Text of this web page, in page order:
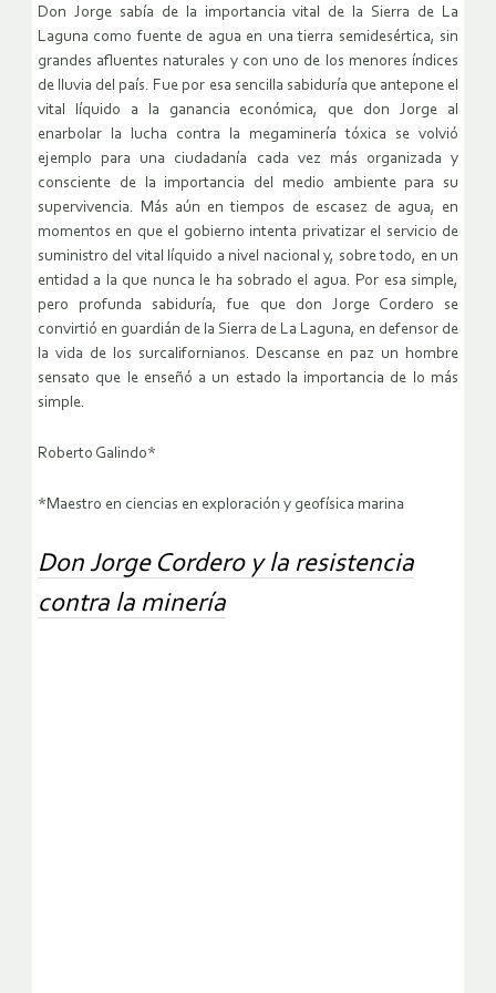
Don Jorge sabía de la importancia vital de la Sierra de La
Laguna como fuente de agua en una tierra semidesértica, sin
grandes afluentes naturales y con uno de los menores índices
de lluvia del país. Fue por esa sencilla sabiduría que antepone el
vital líquido a la ganancia económica, que don Jorge al
enarbolar la lucha contra la megaminería tóxica se volvió
ejemplo para una ciudadanía cada vez más organizada y
consciente de la importancia del medio ambiente para su
supervivencia. Más aún en tiempos de escasez de agua, en
momentos en que el gobierno intenta privatizar el servicio de
suministro del vital líquido a nivel nacional y, sobre todo, en un
entidad a la que nunca le ha sobrado el agua. Por esa simple,
pero profunda sabiduría, fue que don Jorge Cordero se
convirtió en guardián de la Sierra de La Laguna, en defensor de
la vida de los surcalifornianos. Descanse en paz un hombre
sensato que le enseñó a un estado la importancia de lo más
simple.
Roberto Galindo*
*Maestro en ciencias en exploración y geofísica marina
Don Jorge Cordero y la resistencia
contra la minería